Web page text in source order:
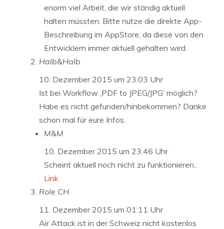
enorm viel Arbeit, die wir ständig aktuell
halten müssten. Bitte nutze die direkte App-
Beschreibung im AppStore, da diese von den
Entwicklern immer aktuell gehalten wird.
Halb&Halb
10. Dezember 2015 um 23:03 Uhr
Ist bei Workflow ‚PDF to JPEG/JPG‘ möglich?
Habe es nicht gefunden/hinbekommen? Danke
schon mal für eure Infos.
M&M
10. Dezember 2015 um 23:46 Uhr
Scheint aktuell noch nicht zu funktionieren..
Link
Role CH
11. Dezember 2015 um 01:11 Uhr
Air Attack ist in der Schweiz nicht kostenlos